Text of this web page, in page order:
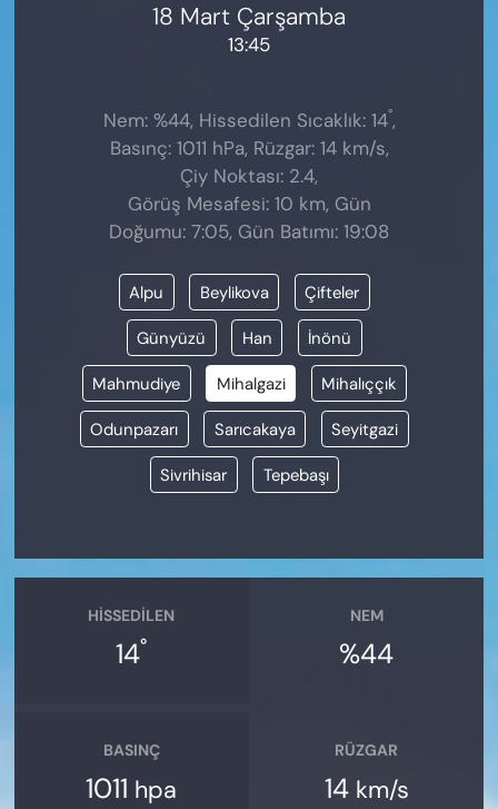
18 Mart Çarşamba
13:45
Nem: %44, Hissedilen Sıcaklık: 14°,
Basınç: 1011 hPa, Rüzgar: 14 km/s,
Çiy Noktası: 2.4,
Görüş Mesafesi: 10 km, Gün
Doğumu: 7:05, Gün Batımı: 19:08
Alpu Beylikova Çifteler
Günyüzü Han İnönü
Mahmudiye Mihalgazi Mihalıççık
Odunpazarı Sarıcakaya Seyitgazi
Sivrihisar Tepebaşı
HISSEDILEN
14°
NEM
%44
BASINÇ
1011 hpa
RÜZGAR
14 km/s